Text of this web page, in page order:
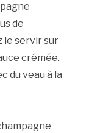
de
le servir sur
crémée.
du veau à la